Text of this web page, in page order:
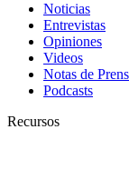
Noticias
Entrevistas
Opiniones
Videos
Notas de
Podcasts
Recursos